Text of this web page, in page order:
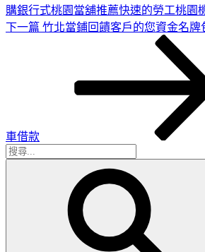
購銀行式桃園當舖推薦快速的勞工桃園
下
下一篇 竹北當鋪回饋客戶的您資金名牌
車借款
搜